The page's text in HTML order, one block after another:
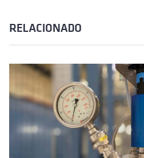
RELACIONADO